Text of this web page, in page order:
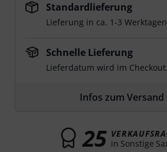
Standardlieferung
Lieferung in ca. 1-3 Werktagen
Schnelle Lieferung
Lieferdatum wird im
Infos zum Versand
25 in Sonstige